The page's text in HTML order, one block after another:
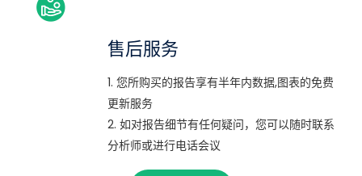
售后服务
1. 您所购买的报告享有半年内数据,图表的免费
更新服务
2. 如对报告细节有任何疑问，您可以随时联系
分析师或进行电话会议